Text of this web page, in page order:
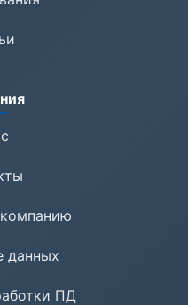
данных
ПД